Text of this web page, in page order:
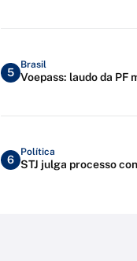
5
Brasil
Voepass: laudo da PF
6
Política
STJ julga processo